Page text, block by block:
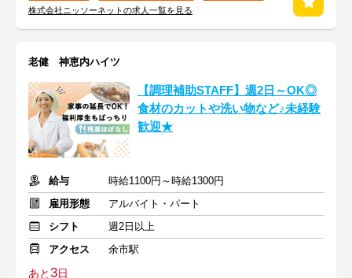
株式会社ニッソーネットの求人一覧を見る
老健 神恵内ハイツ
【調理補助STAFF】週2日～OK◎
食材のカットや洗い物など♪未経験
歓迎★
給与
時給1100円～時給1300円
雇用形態
アルバイト・パート
シフト
週2日以上
アクセス
余市駅
あと3日